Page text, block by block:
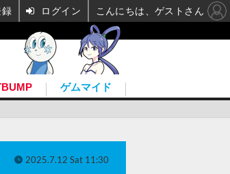
ゲムマイド
2025.7.12 Sat 11:30
ログイン こんにちは、ゲストさん